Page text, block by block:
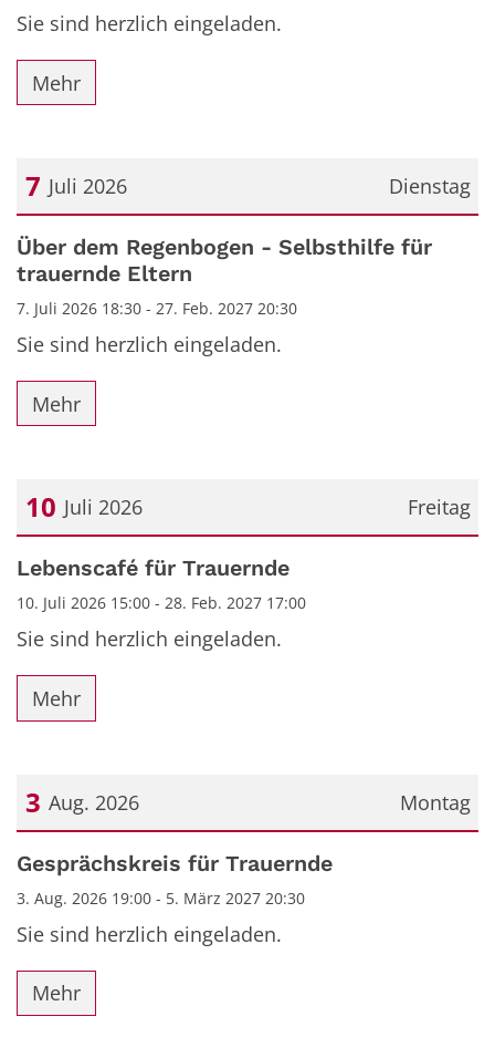
Sie sind herzlich eingeladen.
Mehr
Dienstag
7 Juli 2026
Datum: 7. Juli 2026
Über dem Regenbogen - Selbsthilfe für
trauernde Eltern
7. Juli 2026 18:30 - 27. Feb. 2027 20:30
Sie sind herzlich eingeladen.
Mehr
Freitag
10 Juli 2026
Datum: 10. Juli 2026
Lebenscafé für Trauernde
10. Juli 2026 15:00 - 28. Feb. 2027 17:00
Sie sind herzlich eingeladen.
Mehr
Montag
3 Aug. 2026
Datum: 3. August 2026
Gesprächskreis für Trauernde
3. Aug. 2026 19:00 - 5. März 2027 20:30
Sie sind herzlich eingeladen.
Mehr